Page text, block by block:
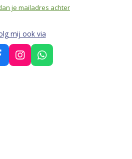
je mailadres achter
mij ook via
I
n
W
h